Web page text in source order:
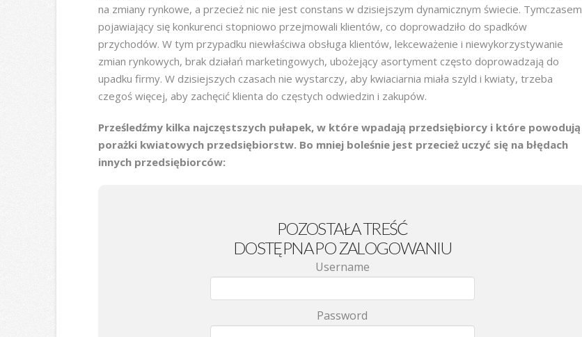
na zmiany rynkowe, a przecież nic nie jest constans w dzisiejszym dynamicznym świecie. Tymczasem
pojawiający się konkurenci stopniowo przejmowali klientów, co doprowadziło do spadków
przychodów. W tym przypadku niewłaściwa obsługa klientów, lekceważenie i niewykorzystywanie
zmian rynkowych, brak działań marketingowych, ubożejący asortyment często doprowadzają do
upadku firmy. W dzisiejszych czasach nie wystarczy, aby kwiaciarnia miała szyld i kwiaty, trzeba
czegoś więcej, aby zachęcić klienta do częstych odwiedzin i zakupów.
Prześledźmy kilka najczęstszych pułapek, w które wpadają przedsiębiorcy i które powodują
porażki kwiatowych przedsiębiorstw. Bo mniej boleśnie jest przecież uczyć się na błędach
innych przedsiębiorców:
POZOSTAŁA TREŚĆ
DOSTĘPNA PO ZALOGOWANIU
Username
Password